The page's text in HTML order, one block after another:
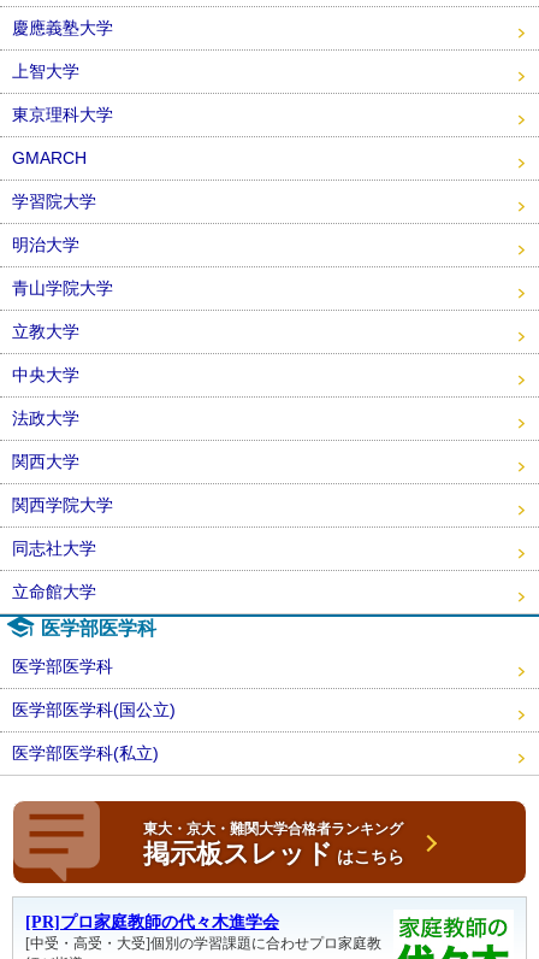
慶應義塾大学
上智大学
東京理科大学
GMARCH
学習院大学
明治大学
青山学院大学
立教大学
中央大学
法政大学
関西大学
関西学院大学
同志社大学
立命館大学
医学部医学科
医学部医学科
医学部医学科(国公立)
医学部医学科(私立)
東大・京大・難関大学合格者ランキング
掲示板スレッド はこちら